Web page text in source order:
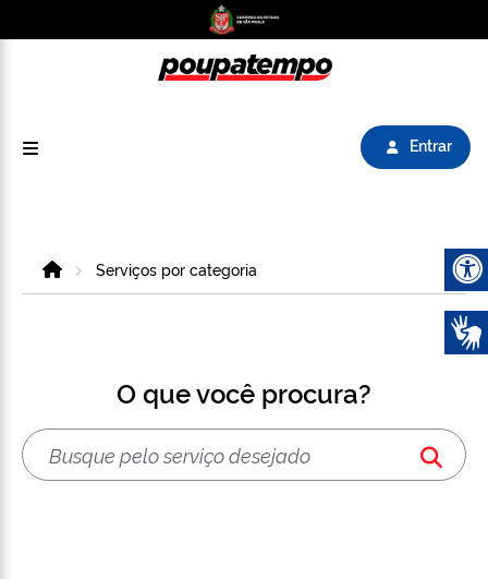
Entrar
HomeServiços por categoria
O que você procura?